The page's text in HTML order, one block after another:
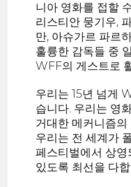
니아 영화를 접할
리스티안 뭉기우,
만, 아슈가르 파르
훌륭한 감독들 중
WFF의 게스트로
우리는 15년 넘게
습니다. 우리는 영
거대한 메커니즘의
우리는 전 세계가
페스티벌에서 상영
있도록 최선을 다합